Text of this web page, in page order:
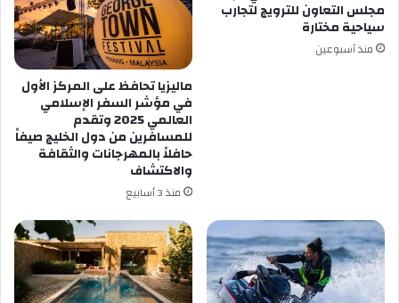
مجلس التعاون للترويج لتجارب
سياحية مختارة
منذ أسبوعين
ماليزيا تحافظ على المركز الأول
في مؤشر السفر الإسلامي
العالمي 2025 وتقدم
للمسافرين من دول الخليج صيفاً
حافلاً بالمهرجانات والثقافة
والاكتشاف
منذ 3 أسابيع